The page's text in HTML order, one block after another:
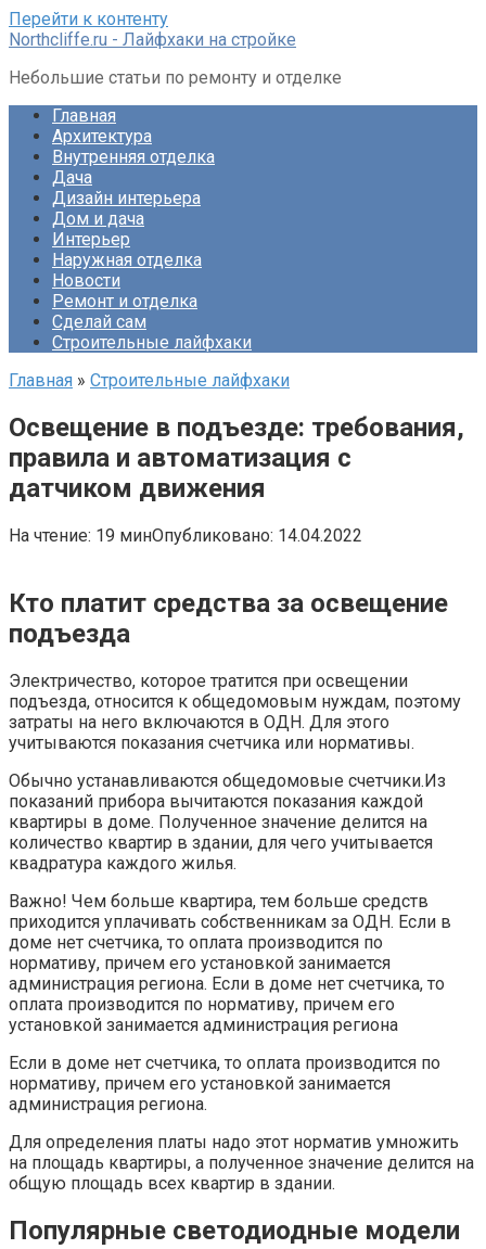
Перейти к контенту
Northcliffe.ru - Лайфхаки на стройке
Небольшие статьи по ремонту и отделке
Главная
Архитектура
Внутренняя отделка
Дача
Дизайн интерьера
Дом и дача
Интерьер
Наружная отделка
Новости
Ремонт и отделка
Сделай сам
Строительные лайфхаки
Главная » Строительные лайфхаки
Освещение в подъезде: требования,
правила и автоматизация с
датчиком движения
На чтение: 19 минОпубликовано: 14.04.2022
Кто платит средства за освещение
подъезда
Электричество, которое тратится при освещении
подъезда, относится к общедомовым нуждам, поэтому
затраты на него включаются в ОДН. Для этого
учитываются показания счетчика или нормативы.
Обычно устанавливаются общедомовые счетчики.Из
показаний прибора вычитаются показания каждой
квартиры в доме. Полученное значение делится на
количество квартир в здании, для чего учитывается
квадратура каждого жилья.
Важно! Чем больше квартира, тем больше средств
приходится уплачивать собственникам за ОДН. Если в
доме нет счетчика, то оплата производится по
нормативу, причем его установкой занимается
администрация региона. Если в доме нет счетчика, то
оплата производится по нормативу, причем его
установкой занимается администрация региона
Если в доме нет счетчика, то оплата производится по
нормативу, причем его установкой занимается
администрация региона.
Для определения платы надо этот норматив умножить
на площадь квартиры, а полученное значение делится на
общую площадь всех квартир в здании.
Популярные светодиодные модели